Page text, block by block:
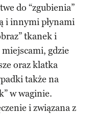
do “zgubienia”
i innymi płynami
tkanek i
gdzie
oraz klatka
także na
w waginie.
i związana z